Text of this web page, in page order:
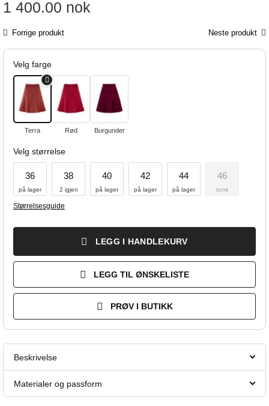
1 400.00 nok
Forrige produkt Neste produkt
Velg farge
Terra Rød Burgunder
Velg størrelse
36
på lager
38
2 igjen
40
på lager
42
på lager
44
på lager
46
tomt
Størrelsesguide
LEGG I HANDLEKURV
LEGG TIL ØNSKELISTE
PRØV I BUTIKK
Beskrivelse
Materialer og passform